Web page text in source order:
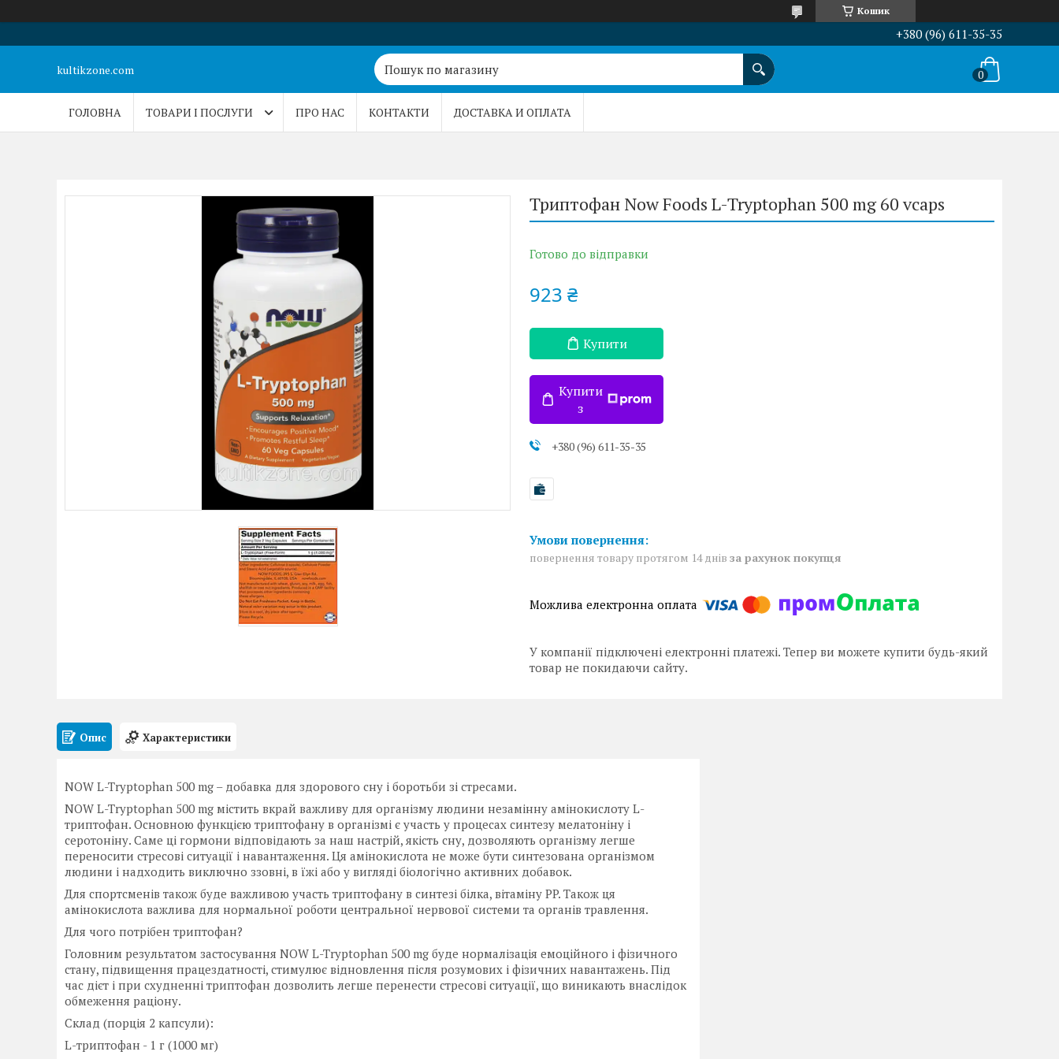
Кошик
+380 (96) 611-35-35
kultikzone.com
ГОЛОВНА ТОВАРИ І ПОСЛУГИ ПРО НАС КОНТАКТИ ДОСТАВКА И ОПЛАТА
Триптофан Now Foods L-Tryptophan 500 mg 60 vcaps
Готово до відправки
923 ₴
Купити
Купити
з
+380 (96) 611-35-35
повернення товару протягом 14 днів за рахунок покупця
У компанії підключені електронні платежі. Тепер ви можете купити будь-який
товар не покидаючи сайту.
Опис Характеристики
NOW L-Tryptophan 500 mg – добавка для здорового сну і боротьби зі стресами.
NOW L-Tryptophan 500 mg містить вкрай важливу для організму людини незамінну амінокислоту L-
триптофан. Основною функцією триптофану в організмі є участь у процесах синтезу мелатоніну і
серотоніну. Саме ці гормони відповідають за наш настрій, якість сну, дозволяють організму легше
переносити стресові ситуації і навантаження. Ця амінокислота не може бути синтезована організмом
людини і надходить виключно ззовні, в їжі або у вигляді біологічно активних добавок.
Для спортсменів також буде важливою участь триптофану в синтезі білка, вітаміну PP. Також ця
амінокислота важлива для нормальної роботи центральної нервової системи та органів травлення.
Для чого потрібен триптофан?
Головним результатом застосування NOW L-Tryptophan 500 mg буде нормалізація емоційного і фізичного
стану, підвищення працездатності, стимулює відновлення після розумових і фізичних навантажень. Під
час дієт і при схудненні триптофан дозволить легше перенести стресові ситуації, що виникають внаслідок
обмеження раціону.
Склад (порція 2 капсули):
L-триптофан - 1 г (1000 мг)